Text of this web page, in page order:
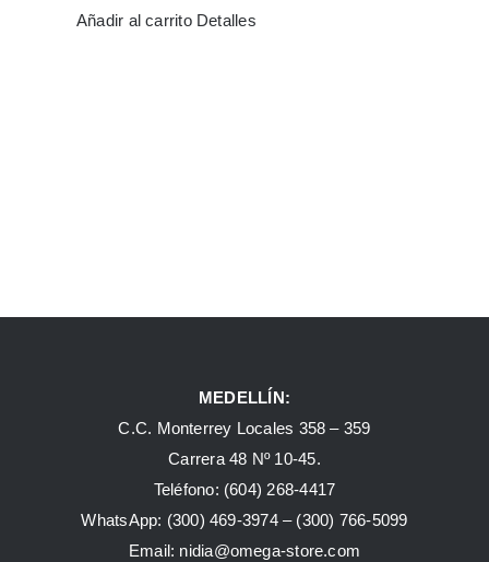
Añadir al carrito Detalles
MEDELLÍN:
C.C. Monterrey Locales 358 – 359
Carrera 48 Nº 10-45.
Teléfono: (604) 268-4417
WhatsApp: (300) 469-3974 – (300) 766-5099
Email: nidia@omega-store.com